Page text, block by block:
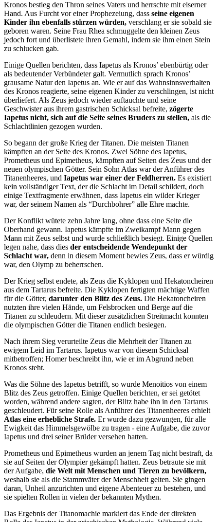
Kronos bestieg den Thron seines Vaters und herrschte mit eiserner
Hand. Aus Furcht vor einer Prophezeiung, dass seine eigenen
Kinder ihn ebenfalls stürzen würden, verschlang er sie sobald sie
geboren waren. Seine Frau Rhea schmuggelte den kleinen Zeus
jedoch fort und überlistete ihren Gemahl, indem sie ihm einen Stein
zu schlucken gab.
Einige Quellen berichten, dass Iapetus als Kronos’ ebenbürtig oder
als bedeutender Verbündeter galt. Vermutlich sprach Kronos’
grausame Natur den Iapetus an. Wie er auf das Wahnsinnsverhalten
des Kronos reagierte, seine eigenen Kinder zu verschlingen, ist nicht
überliefert. Als Zeus jedoch wieder auftauchte und seine
Geschwister aus ihrem gastrischen Schicksal befreite, zögerte
Iapetus nicht, sich auf die Seite seines Bruders zu stellen, als die
Schlachtlinien gezogen wurden.
So begann der große Krieg der Titanen. Die meisten Titanen
kämpften an der Seite des Kronos. Zwei Söhne des Iapetus,
Prometheus und Epimetheus, kämpften auf Seiten des Zeus und der
neuen olympischen Götter. Sein Sohn Atlas war der Anführer des
Titanenheeres, und Iapetus war einer der Feldherren. Es existiert
kein vollständiger Text, der die Schlacht im Detail schildert, doch
einige Textfragmente erwähnen, dass Iapetus ein wilder Krieger
war, der seinem Namen als “Durchbohrer” alle Ehre machte.
Der Konflikt wütete zehn Jahre lang, ohne dass eine Seite die
Oberhand gewann. Iapetus kämpfte im Zweikampf Mann gegen
Mann mit Zeus selbst und wurde schließlich besiegt. Einige Quellen
legen nahe, dass dies der entscheidende Wendepunkt der
Schlacht war, denn in diesem Moment bewies Zeus, dass er würdig
war, den Olymp zu beherrschen.
Der Krieg selbst endete, als Zeus die Kyklopen und Hekatoncheiren
aus dem Tartarus befreite. Die Kyklopen fertigten mächtige Waffen
für die Götter, darunter den Blitz des Zeus. Die Hekatoncheiren
nutzten ihre vielen Hände, um Felsbrocken und Berge auf die
Titanen zu schleudern. Mit dieser zusätzlichen Streitmacht konnten
die olympischen Götter die Titanen endlich besiegen.
Nach ihrem Sieg verurteilte Zeus die Mehrheit der Titanen zu
ewigem Leid im Tartarus. Iapetus war von diesem Schicksal
mitbetroffen; Homer beschreibt ihn, wie er im Abgrund neben
Kronos steht.
Was die Söhne des Iapetus betrifft, so wurde Menoitios von einem
Blitz des Zeus getroffen. Einige Quellen berichten, er sei getötet
worden, während andere sagten, der Blitz habe ihn in den Tartarus
geschleudert. Für seine Rolle als Anführer des Titanenheeres erhielt
Atlas eine erhebliche Strafe. Er wurde dazu gezwungen, für alle
Ewigkeit das Himmelsgewölbe zu tragen - eine Aufgabe, die zuvor
Iapetus und drei seiner Brüder versehen hatten.
Prometheus und Epimetheus wurden an jenem Tag nicht bestraft, da
sie auf Seiten der Olympier gekämpft hatten. Zeus betraute sie mit
der Aufgabe, die Welt mit Menschen und Tieren zu bevölkern,
weshalb sie als die Stammväter der Menschheit gelten. Sie gingen
daran, Unheil anzurichten und eigene Abenteuer zu bestehen, und
sie spielten Rollen in vielen der bekannten Mythen.
Das Ergebnis der Titanomachie markiert das Ende der direkten